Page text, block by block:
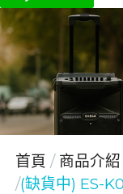
首頁 商品介紹
(缺貨中) ES-